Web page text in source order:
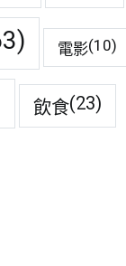
電影(10)
飲食(23)